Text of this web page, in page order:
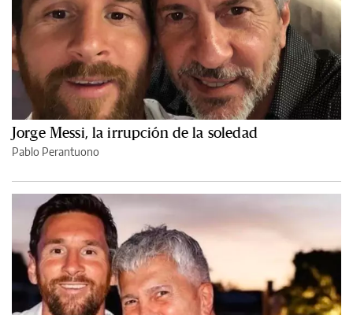
Jorge Messi, la irrupción de la soledad
Pablo Perantuono